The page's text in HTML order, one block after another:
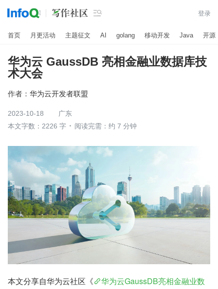
 登录
首页 月更活动 主题征文 AI golang 移动开发 Java 开源
华为云 GaussDB 亮相金融业数据库技
术大会
作者： 华为云开发者联盟
2023-10-18
广东
本文字数：2226 字
阅读完需：约 7 分钟
本文分享自华为云社区《
华为云GaussDB亮相金融业数